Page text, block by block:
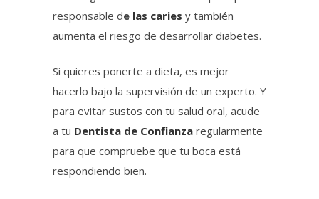
responsable de las caries y también
aumenta el riesgo de desarrollar diabetes.
Si quieres ponerte a dieta, es mejor
hacerlo bajo la supervisión de un experto. Y
para evitar sustos con tu salud oral, acude
a tu Dentista de Confianza regularmente
para que compruebe que tu boca está
respondiendo bien.